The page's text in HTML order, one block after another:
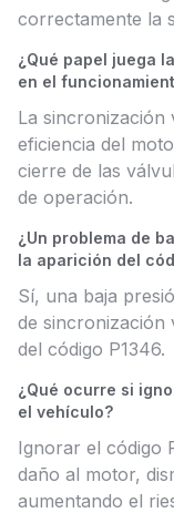
correctamente la
¿Qué papel juega
en el
La sincronización
eficiencia del
cierre de las
de operación.
¿Un problema de
la aparición del
Sí, una baja
de sincronización
del código P1346.
¿Qué ocurre si
el vehículo?
Ignorar el código
daño al motor,
aumentando el